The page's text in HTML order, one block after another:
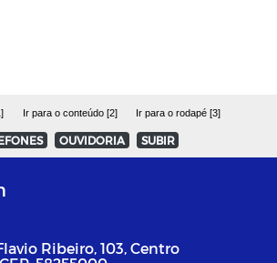
Ir para o conteúdo [2] Ir para o rodapé [3]
OUVIDORIA SUBIR
Ribeiro, 103, Centro